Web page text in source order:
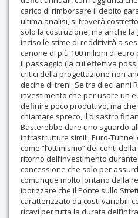
carico di rimborsare il debito
ultima analisi, si troverà
solo la costruzione, ma anche la
inciso le stime di redditività a
canone di più 100 milioni di euro
il passaggio (la cui effettiva
critici della progettazione non
decine di treni. Se tra dieci anni
investimento che per usare un
definire poco produttivo, ma
chiamare spreco, il disastro
Basterebbe dare uno sguardo
infrastrutture simili, Euro-
come “l’ottimismo” dei conti
ritorno dell’investimento
concessione che solo per
comunque molto lontano dalla
ipotizzare che il Ponte sullo
caratterizzato da costi variabili
ricavi per tutta la durata